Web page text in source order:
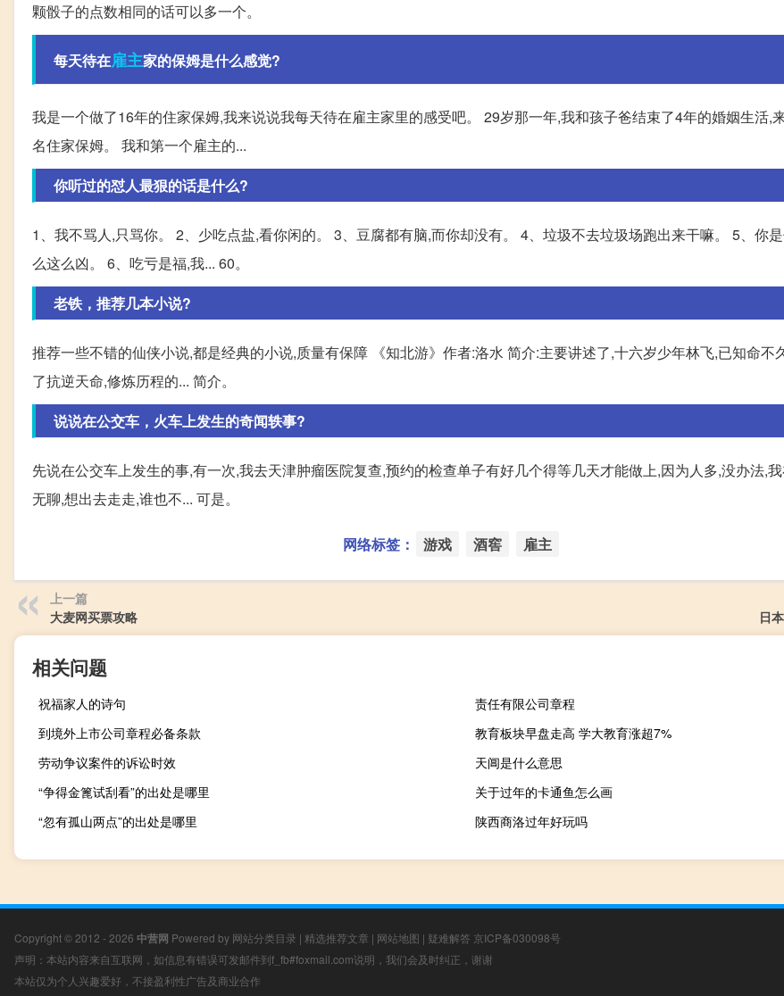
颗骰子的点数相同的话可以多一个。
每天待在雇主家的保姆是什么感觉?
我是一个做了16年的住家保姆,我来说说我每天待在雇主家里的感受吧。 29岁那一年,我和孩子爸结束了4年的婚姻生活,
名住家保姆。 我和第一个雇主的...
你听过的怼人最狠的话是什么?
1、我不骂人,只骂你。 2、少吃点盐,看你闲的。 3、豆腐都有脑,而你却没有。 4、垃圾不去垃圾场跑出来干嘛。 5、你
么这么凶。 6、吃亏是福,我... 60。
老铁，推荐几本小说?
推荐一些不错的仙侠小说,都是经典的小说,质量有保障 《知北游》作者:洛水 简介:主要讲述了,十六岁少年林飞,已知命不
了抗逆天命,修炼历程的... 简介。
说说在公交车，火车上发生的奇闻轶事?
先说在公交车上发生的事,有一次,我去天津肿瘤医院复查,预约的检查单子有好几个得等几天才能做上,因为人多,没办法,
无聊,想出去走走,谁也不... 可是。
网络标签： 游戏 酒窖 雇主
上一篇
大麦网买票攻略
日
相关问题
祝福家人的诗句
责任有限公司章程
到境外上市公司章程必备条款
教育板块早盘走高 学大教育涨超7%
劳动争议案件的诉讼时效
天阊是什么意思
“争得金篦试刮看”的出处是哪里
关于过年的卡通鱼怎么画
“忽有孤山两点”的出处是哪里
陕西商洛过年好玩吗
Copyright © 2012 - 2026 中营网 Powered by 网站分类目录 | 精选推荐文章 | 网站地图 | 疑难解答 京ICP备030098号
声明：本站内容来自互联网，如信息有错误可发邮件到f_fb#foxmail.com说明，我们会及时纠正，谢谢
本站仅为个人兴趣爱好，不接盈利性广告及商业合作